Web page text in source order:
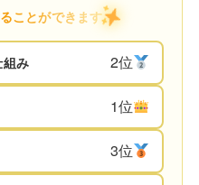
ことができます
み 2位
1位
3位